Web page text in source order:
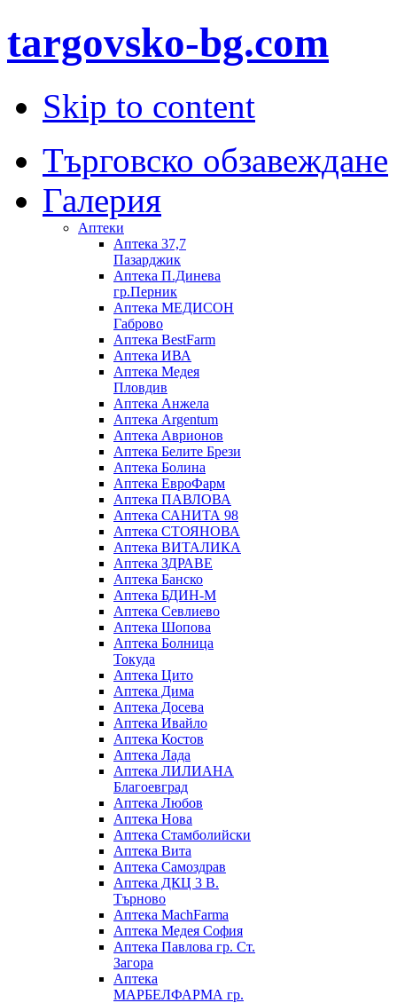
targovsko-bg.com
Skip to content
Търговско обзавеждане
Галерия
Аптеки
Аптека 37,7
Пазарджик
Aптека П.Динева
гр.Перник
Аптека МЕДИСОН
Габрово
Аптека BestFarm
Аптека ИВА
Аптека Медея
Пловдив
Аптека Анжела
Аптека Argentum
Аптека Аврионов
Аптека Белите Брези
Аптека Болина
Аптека ЕвроФарм
Аптека ПАВЛОВА
Аптека САНИТА 98
Аптека СТОЯНОВА
Аптека ВИТАЛИКА
Аптека ЗДРАВЕ
Аптека Банско
Аптека БДИН-М
Аптека Севлиево
Аптека Шопова
Аптека Болница
Токуда
Аптека Цито
Аптека Дима
Аптека Досева
Аптека Ивайло
Аптека Костов
Аптека Лада
Аптека ЛИЛИАНА
Благоевград
Аптека Любов
Аптека Нова
Аптека Стамболийски
Аптека Вита
Аптека Самоздрав
Аптека ДКЦ 3 В.
Търново
Аптека MachFarma
Аптека Медея София
Аптека Павлова гр. Ст.
Загора
Аптека
МАРБЕЛФАРМА гр.